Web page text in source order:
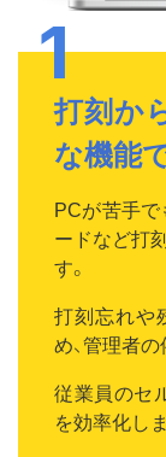
打刻か
な機能
PCが苦手で
ードなど打
す。
打刻忘れや
め、管理者
従業員のセ
を効率化し